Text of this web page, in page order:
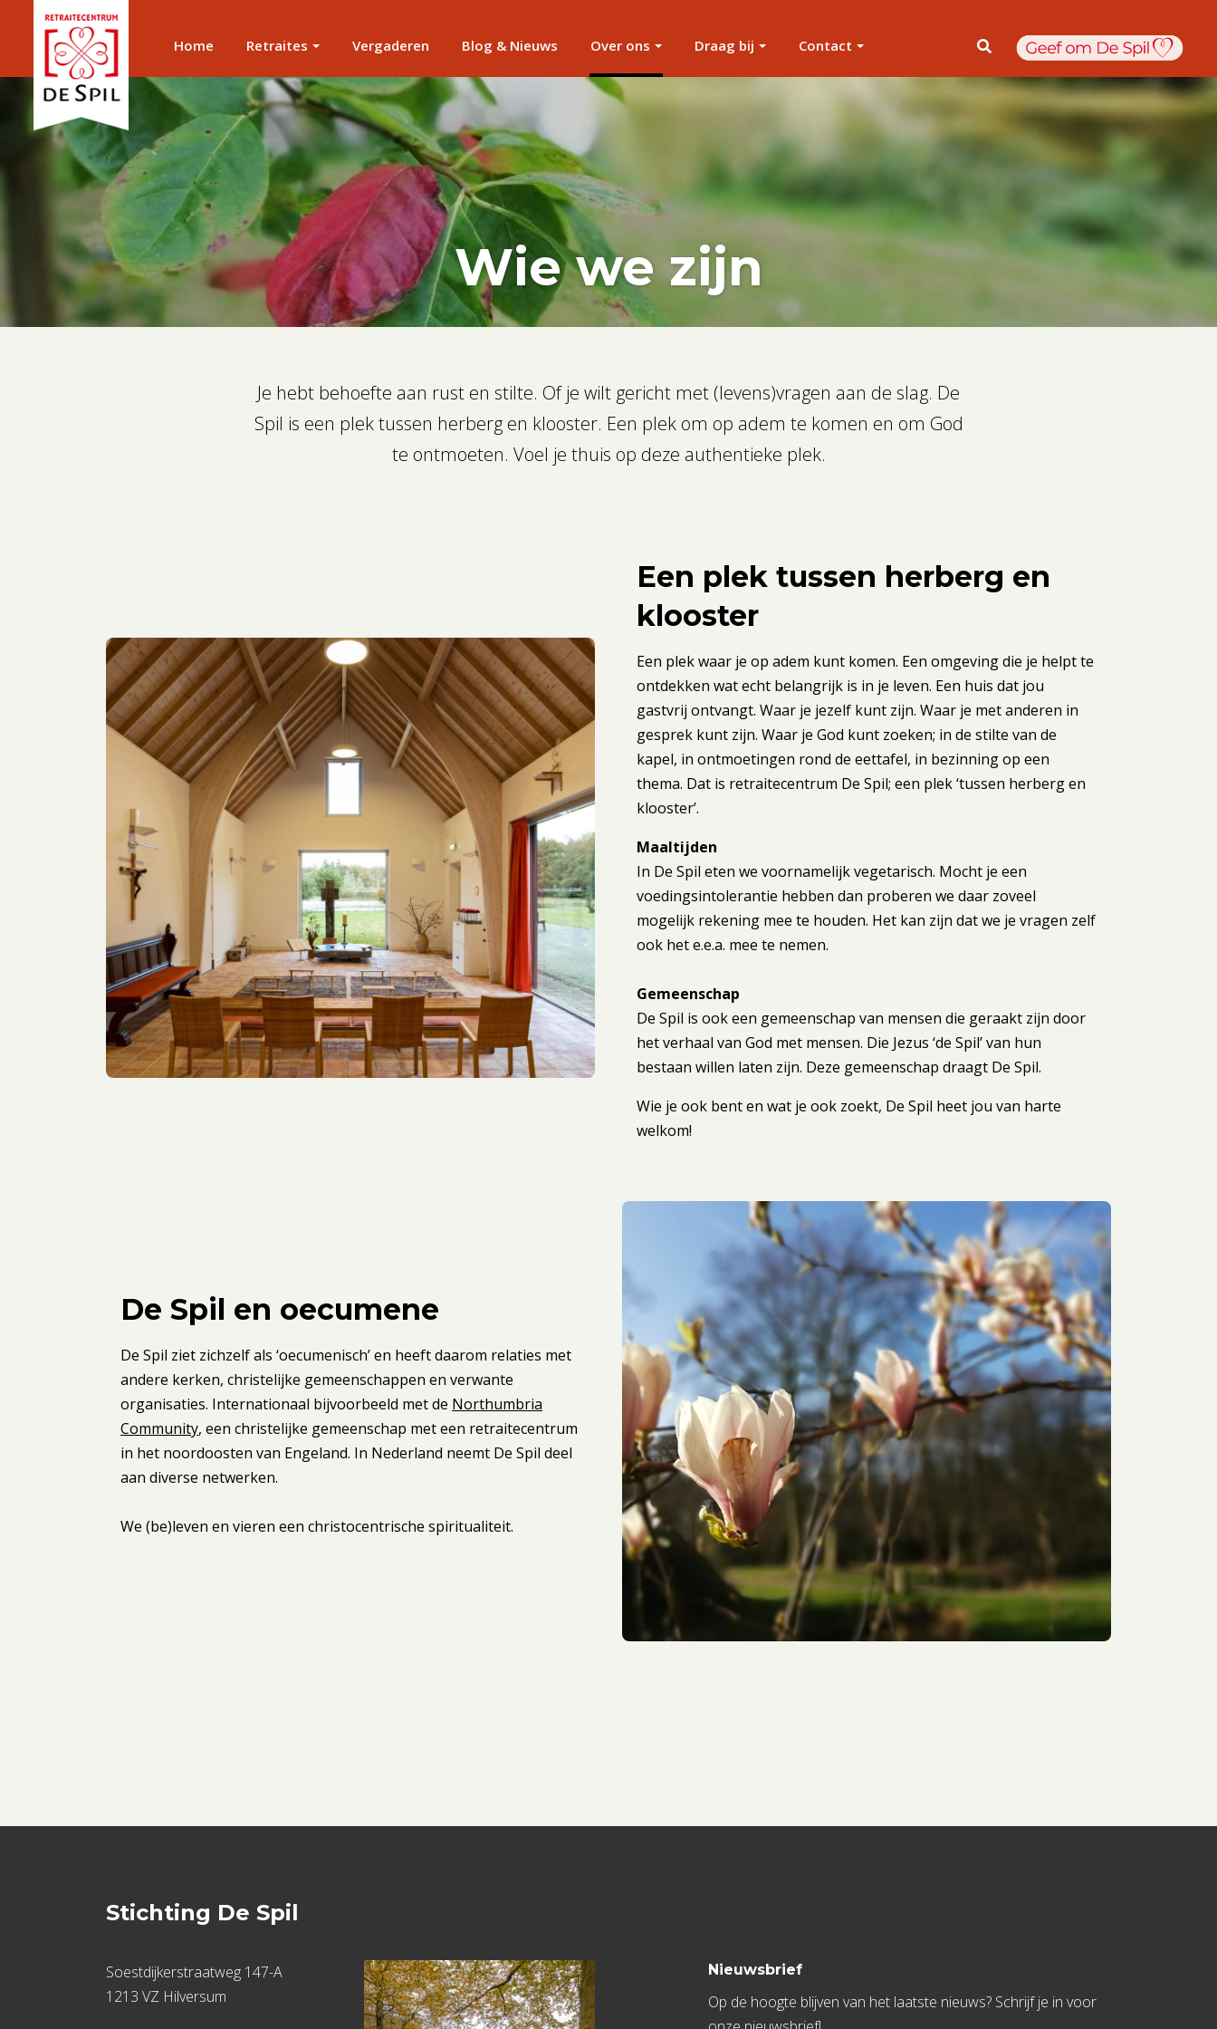
Home Retraites Vergaderen Blog & Nieuws Over ons Draag bij Contact
Wie we zijn
Je hebt behoefte aan rust en stilte. Of je wilt gericht met (levens)vragen aan de slag. De
Spil is een plek tussen herberg en klooster. Een plek om op adem te komen en om God
te ontmoeten. Voel je thuis op deze authentieke plek.
Een plek tussen herberg en
klooster
Een plek waar je op adem kunt komen. Een omgeving die je helpt te
ontdekken wat echt belangrijk is in je leven. Een huis dat jou
gastvrij ontvangt. Waar je jezelf kunt zijn. Waar je met anderen in
gesprek kunt zijn. Waar je God kunt zoeken; in de stilte van de
kapel, in ontmoetingen rond de eettafel, in bezinning op een
thema. Dat is retraitecentrum De Spil; een plek ‘tussen herberg en
klooster’.
Maaltijden
In De Spil eten we voornamelijk vegetarisch. Mocht je een
voedingsintolerantie hebben dan proberen we daar zoveel
mogelijk rekening mee te houden. Het kan zijn dat we je vragen zelf
ook het e.e.a. mee te nemen.
Gemeenschap
De Spil is ook een gemeenschap van mensen die geraakt zijn door
het verhaal van God met mensen. Die Jezus ‘de Spil’ van hun
bestaan willen laten zijn. Deze gemeenschap draagt De Spil.
Wie je ook bent en wat je ook zoekt, De Spil heet jou van harte
welkom!
De Spil en oecumene
De Spil ziet zichzelf als ‘oecumenisch’ en heeft daarom relaties met
andere kerken, christelijke gemeenschappen en verwante
organisaties. Internationaal bijvoorbeeld met de Northumbria
Community, een christelijke gemeenschap met een retraitecentrum
in het noordoosten van Engeland. In Nederland neemt De Spil deel
aan diverse netwerken.
We (be)leven en vieren een christocentrische spiritualiteit.
Stichting De Spil
Soestdijkerstraatweg 147-A
1213 VZ Hilversum
Nieuwsbrief
Op de hoogte blijven van het laatste nieuws? Schrijf je in voor